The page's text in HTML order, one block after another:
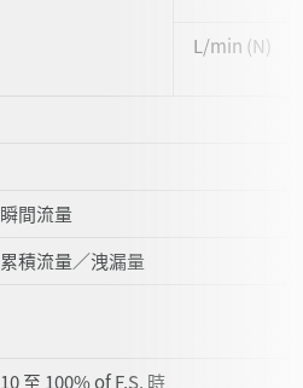
L/min (N)
瞬間流量
累積流量／洩漏量
10 至 100% of F.S. 時